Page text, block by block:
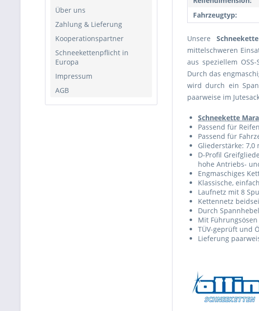
Über uns
Zahlung & Lieferung
Kooperationspartner
Schneekettenpflicht in
Europa
Impressum
AGB
Fahrzeugtyp:
Unsere
mittelschweren
aus speziellem
Durch das
wird durch ein
paarweise im
Schneekette
Passend für
Passend für
Gliederstärke: 7,0
D-Profil
hohe Antriebs-
Engmaschiges
Klassische,
Laufnetz mit 8
Kettennetz
Durch
Mit Führungsösen
TÜV-geprüft und
Lieferung